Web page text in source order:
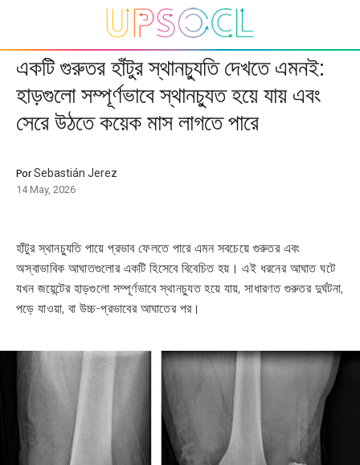
একটি গুরুতর হাঁটুর স্থানচ্যুতি দেখতে এমনই:
হাড়গুলো সম্পূর্ণভাবে স্থানচ্যুত হয়ে যায় এবং
সেরে উঠতে কয়েক মাস লাগতে পারে
PorSebastián Jerez
14 May, 2026
হাঁটুর স্থানচ্যুতি পায়ে প্রভাব ফেলতে পারে এমন সবচেয়ে গুরুতর এবং
অস্বাভাবিক আঘাতগুলোর একটি হিসেবে বিবেচিত হয়। এই ধরনের আঘাত ঘটে
যখন জয়েন্টের হাড়গুলো সম্পূর্ণভাবে স্থানচ্যুত হয়ে যায়, সাধারণত গুরুতর দুর্ঘটনা,
পড়ে যাওয়া, বা উচ্চ-প্রভাবের আঘাতের পর।